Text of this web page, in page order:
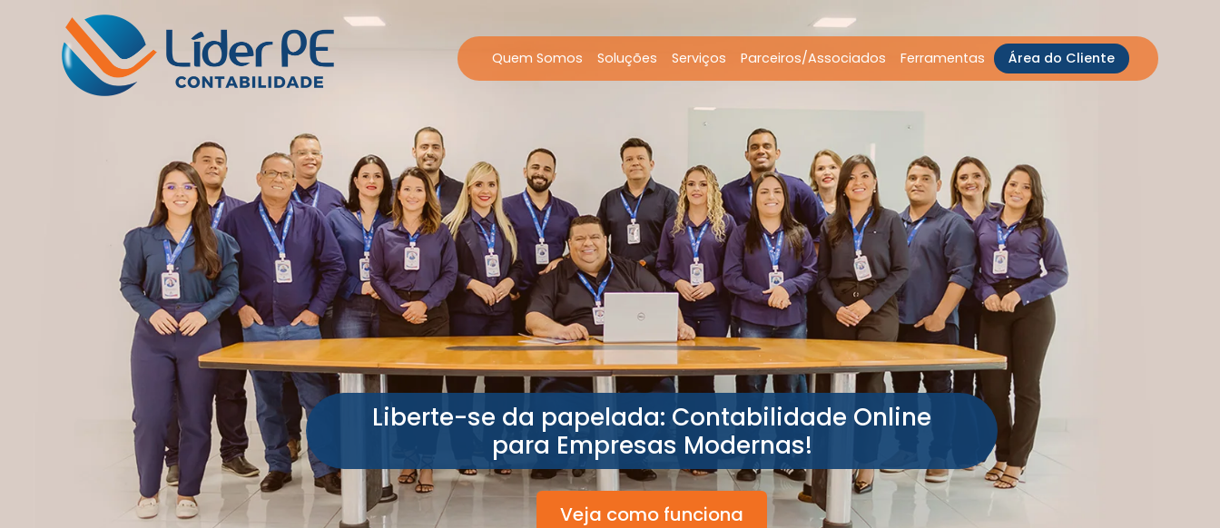
Quem Somos Soluções Serviços Parceiros/Associados Ferramentas Área do Cliente
Liberte-se da papelada: Contabilidade Online
para Empresas Modernas!
Veja como funciona